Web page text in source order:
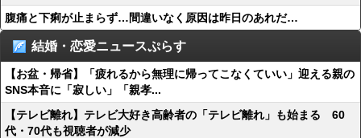
腹痛と下痢が止まらず…間違いなく原因は昨日のあれだ…
結婚・恋愛ニュースぷらす
【お盆・帰省】「疲れるから無理に帰ってこなくていい」迎える親の
SNS本音に「寂しい」「親孝...
【テレビ離れ】テレビ大好き高齢者の「テレビ離れ」も始まる 60
代・70代も視聴者が減少